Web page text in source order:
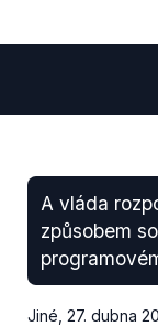
A vláda
způsobem
Jiné 27. dubna